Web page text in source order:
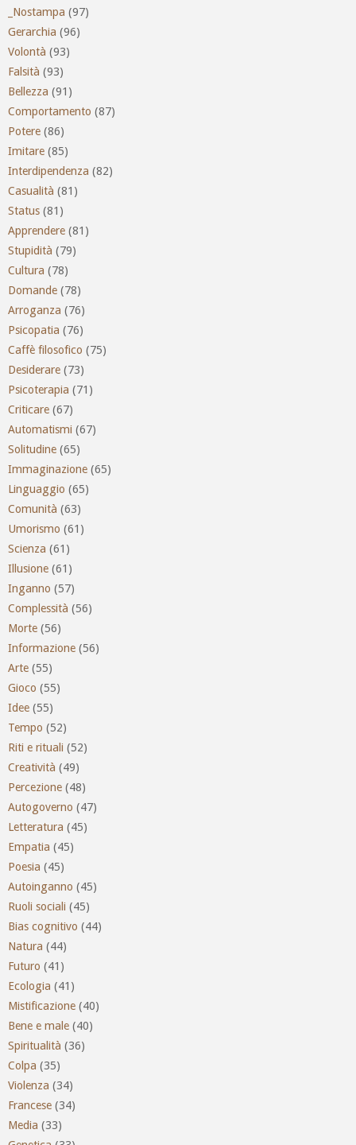
_Nostampa (97)
Gerarchia (96)
Volontà (93)
Falsità (93)
Bellezza (91)
Comportamento (87)
Potere (86)
Imitare (85)
Interdipendenza (82)
Casualità (81)
Status (81)
Apprendere (81)
Stupidità (79)
Cultura (78)
Domande (78)
Arroganza (76)
Psicopatia (76)
Caffè filosofico (75)
Desiderare (73)
Psicoterapia (71)
Criticare (67)
Automatismi (67)
Solitudine (65)
Immaginazione (65)
Linguaggio (65)
Comunità (63)
Umorismo (61)
Scienza (61)
Illusione (61)
Inganno (57)
Complessità (56)
Morte (56)
Informazione (56)
Arte (55)
Gioco (55)
Idee (55)
Tempo (52)
Riti e rituali (52)
Creatività (49)
Percezione (48)
Autogoverno (47)
Letteratura (45)
Empatia (45)
Poesia (45)
Autoinganno (45)
Ruoli sociali (45)
Bias cognitivo (44)
Natura (44)
Futuro (41)
Ecologia (41)
Mistificazione (40)
Bene e male (40)
Spiritualità (36)
Colpa (35)
Violenza (34)
Francese (34)
Media (33)